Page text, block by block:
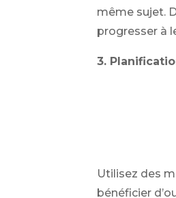
même sujet.
progresser à
3.
Utilisez des
bénéficier